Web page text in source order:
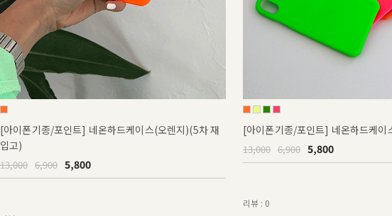
[아이폰기종/포인트] 네온하드케이스(오렌지)(5차 재
입고)
13,000 6,900 5,800
[아이폰기종/포인트] 네온하드케이
13,000 6,900 5,800
리뷰 : 0